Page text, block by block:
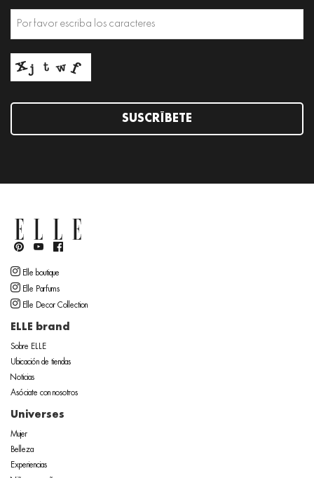
SUSCRÍBETE
Elle boutique
Elle Parfums
Elle Decor Collection
ELLE brand
Sobre ELLE
Ubicación de tiendas
Noticias
Asóciate con nosotros
Universes
Mujer
Belleza
Experiencias